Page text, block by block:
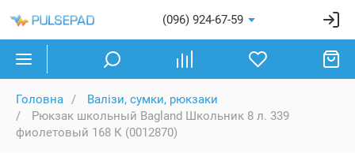
(096) 924-67-59
Головна
Валізи, сумки, рюкзаки
Рюкзак школьный Bagland Школьник 8 л. 339
фиолетовый 168 К (0012870)